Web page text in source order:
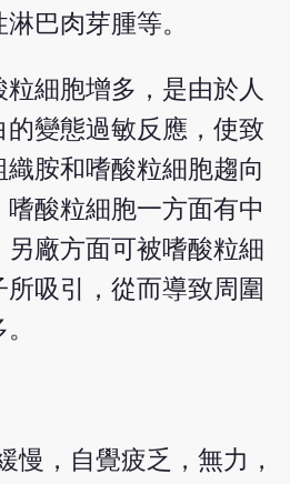
巴肉芽腫等。
細胞增多，是由於人
變態過敏反應，使致
胺和嗜酸粒細胞趨向
酸粒細胞一方面有中
廠方面可被嗜酸粒細
吸引，從而導致周圍
慢，自覺疲乏，無力，